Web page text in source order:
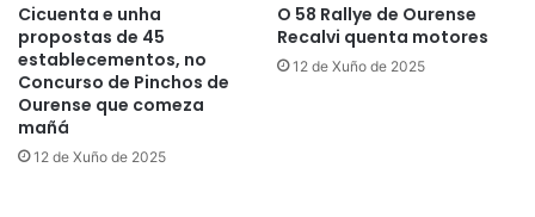
Cicuenta e unha
propostas de 45
establecementos, no
Concurso de Pinchos de
Ourense que comeza
mañá
12 de Xuño de 2025
O 58 Rallye de Ourense
Recalvi quenta motores
12 de Xuño de 2025